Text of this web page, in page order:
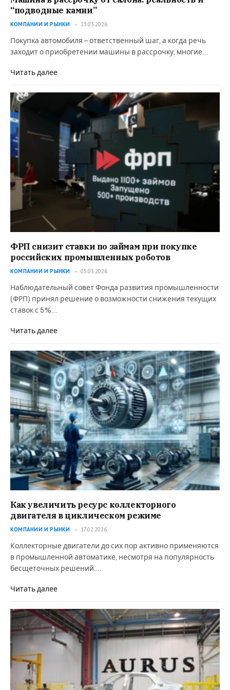
“подводные камни”
КОМПАНИИ И РЫНКИ 23.03.2026
Покупка автомобиля – ответственный шаг, а когда речь
заходит о приобретении машины в рассрочку, многие…
Читать далее
ФРП снизит ставки по займам при покупке
российских промышленных роботов
КОМПАНИИ И РЫНКИ 05.03.2026
Наблюдательный совет Фонда развития промышленности
(ФРП) принял решение о возможности снижения текущих
ставок с 5%…
Читать далее
Как увеличить ресурс коллекторного
двигателя в циклическом режиме
КОМПАНИИ И РЫНКИ 17.02.2026
Коллекторные двигатели до сих пор активно применяются
в промышленной автоматике, несмотря на популярность
бесщеточных решений.…
Читать далее